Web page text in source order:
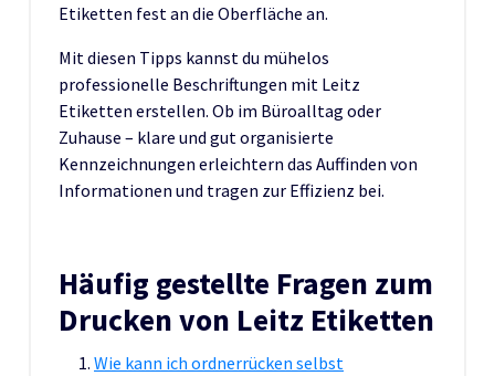
Etiketten fest an die Oberfläche an.
Mit diesen Tipps kannst du mühelos
professionelle Beschriftungen mit Leitz
Etiketten erstellen. Ob im Büroalltag oder
Zuhause – klare und gut organisierte
Kennzeichnungen erleichtern das Auffinden von
Informationen und tragen zur Effizienz bei.
Häufig gestellte Fragen zum
Drucken von Leitz Etiketten
Wie kann ich ordnerrücken selbst